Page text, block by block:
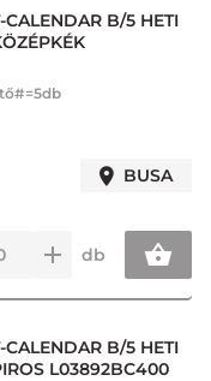
B/5 HETI
BUSA
db
B/5 HETI
L03892BC400